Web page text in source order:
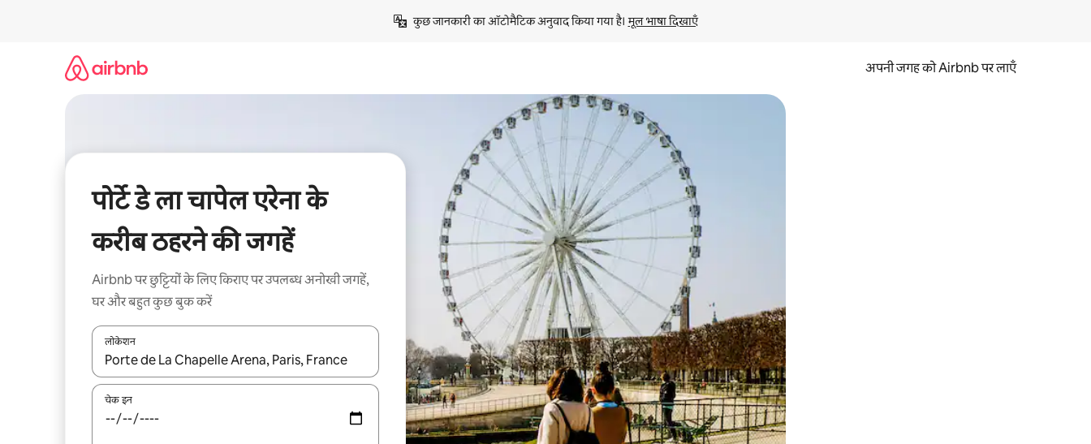
कुछ जानकारी का ऑटोमैटिक अनुवाद किया गया है। मूल भाषा दिखाएँ
अपनी जगह को Airbnb पर लाएँ
पोर्टे डे ला चापेल एरेना के
करीब ठहरने की जगहें
Airbnb पर छुट्टियों के लिए किराए पर उपलब्ध अनोखी जगहें,
घर और बहुत कुछ बुक करें
लोकेशन
नतीजों के उपलब्ध होने पर, अप और डाउन 'ऐरो की' का इस्तेमाल करके नेविगेट करें या टच या फिर स्वाइप जेस्चर का इस्तेमाल करके एक्सप्लोर करें।
चेक इन